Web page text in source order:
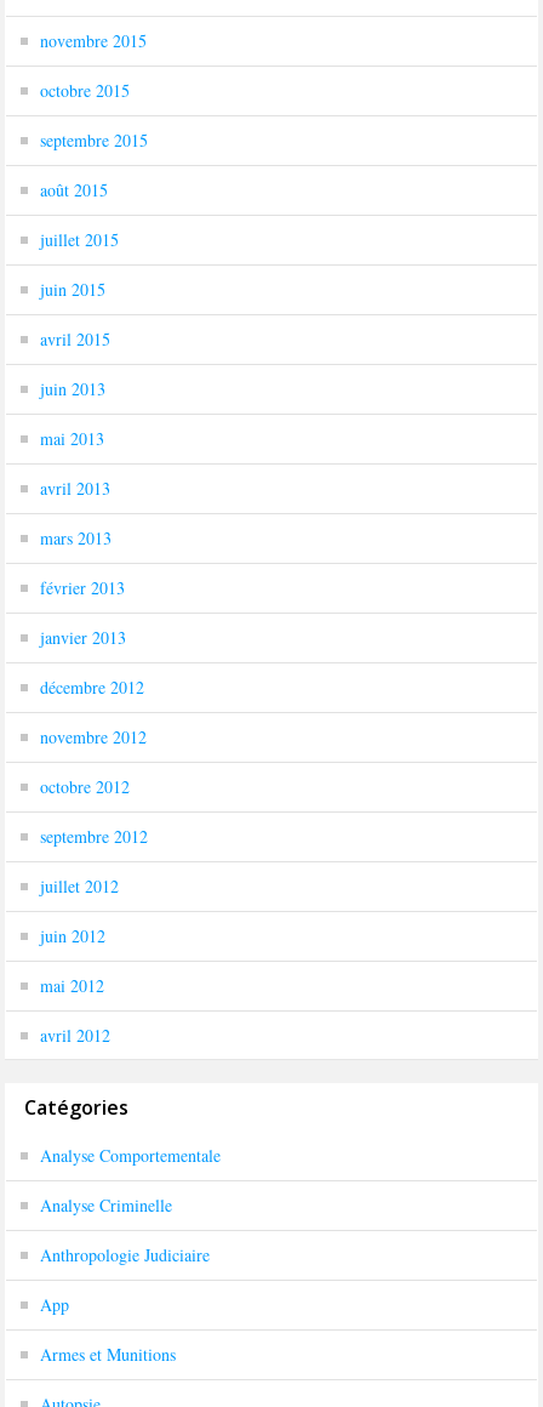
novembre 2015
octobre 2015
septembre 2015
août 2015
juillet 2015
juin 2015
avril 2015
juin 2013
mai 2013
avril 2013
mars 2013
février 2013
janvier 2013
décembre 2012
novembre 2012
octobre 2012
septembre 2012
juillet 2012
juin 2012
mai 2012
avril 2012
Catégories
Analyse Comportementale
Analyse Criminelle
Anthropologie Judiciaire
App
Armes et Munitions